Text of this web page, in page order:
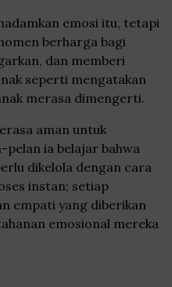
emosi itu, tetapi
berharga bagi
dan memberi
seperti mengatakan
merasa dimengerti.
aman untuk
pelan ia belajar bahwa
dikelola dengan cara
instan; setiap
empati yang diberikan
emosional mereka